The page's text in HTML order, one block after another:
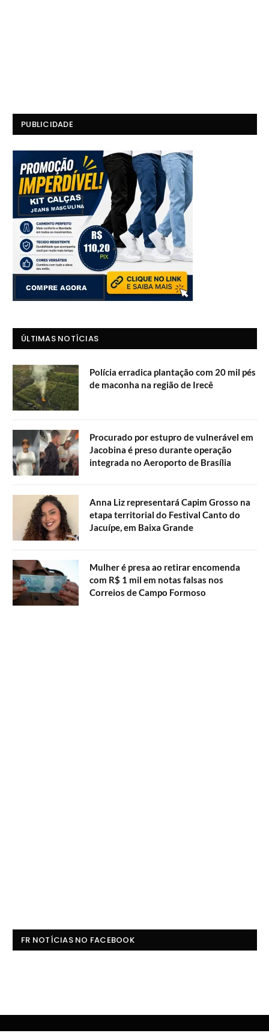
PUBLICIDADE
ÚLTIMAS NOTÍCIAS
Polícia erradica plantação com 20 mil pés
de maconha na região de Irecê
Procurado por estupro de vulnerável em
Jacobina é preso durante operação
integrada no Aeroporto de Brasília
Anna Liz representará Capim Grosso na
etapa territorial do Festival Canto do
Jacuípe, em Baixa Grande
Mulher é presa ao retirar encomenda
com R$ 1 mil em notas falsas nos
Correios de Campo Formoso
FR NOTÍCIAS NO FACEBOOK